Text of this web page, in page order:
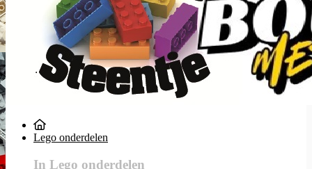
Lego onderdelen
In Lego onderdelen